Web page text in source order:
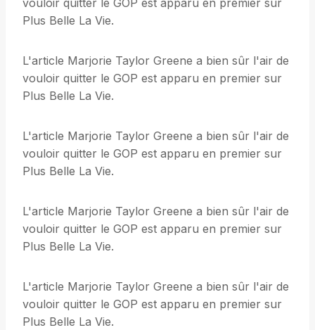
vouloir quitter le GOP est apparu en premier sur
Plus Belle La Vie.
L'article Marjorie Taylor Greene a bien sûr l'air de
vouloir quitter le GOP est apparu en premier sur
Plus Belle La Vie.
L'article Marjorie Taylor Greene a bien sûr l'air de
vouloir quitter le GOP est apparu en premier sur
Plus Belle La Vie.
L'article Marjorie Taylor Greene a bien sûr l'air de
vouloir quitter le GOP est apparu en premier sur
Plus Belle La Vie.
L'article Marjorie Taylor Greene a bien sûr l'air de
vouloir quitter le GOP est apparu en premier sur
Plus Belle La Vie.